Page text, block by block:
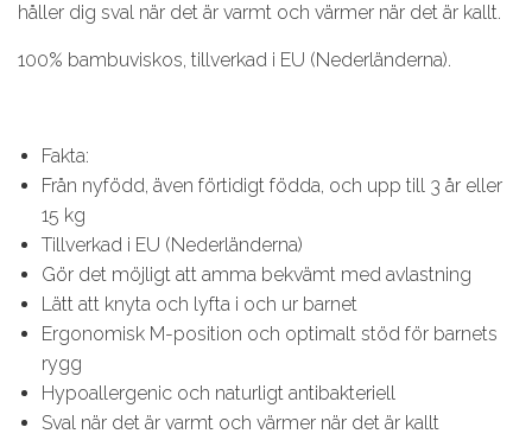
håller dig sval när det är varmt och värmer när det är kallt.
100% bambuviskos, tillverkad i EU (Nederländerna).
Fakta:
Från nyfödd, även förtidigt födda, och upp till 3 år eller
15 kg
Tillverkad i EU (Nederländerna)
Gör det möjligt att amma bekvämt med avlastning
Lätt att knyta och lyfta i och ur barnet
Ergonomisk M-position och optimalt stöd för barnets
rygg
Hypoallergenic och naturligt antibakteriell
Sval när det är varmt och värmer när det är kallt